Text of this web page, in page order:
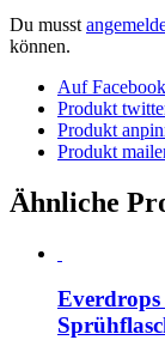
Du musst
können.
Auf
Produkt
Produkt
Produkt
Ähnliche
Everdrops